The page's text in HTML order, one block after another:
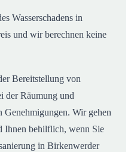
Wasserschadens in
und wir berechnen keine
Bereitstellung von
der Räumung und
Genehmigungen. Wir gehen
Ihnen behilflich, wenn Sie
in Birkenwerder